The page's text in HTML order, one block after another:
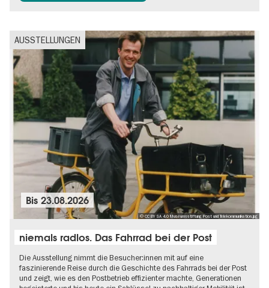
AUSSTELLUNGEN
© CC BY SA 4.0 Museumsstiftung Post und Telekommunikation.jpg
Bis23.08.2026
niemals radlos. Das Fahrrad bei der Post
Die Ausstellung nimmt die Besucher:innen mit auf eine
faszinierende Reise durch die Geschichte des Fahrrads bei der Post
und zeigt, wie es den Postbetrieb effizienter machte, Generationen